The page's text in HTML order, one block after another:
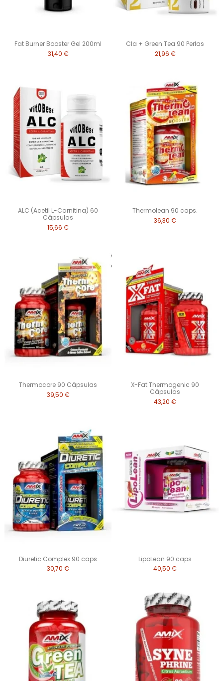
Fat Burner Booster Gel 200ml
31,40 €
Cla + Green Tea 90 Perlas
21,96 €
ALC (Acetil L-Carnitina) 60
Cápsulas
15,66 €
Thermolean 90 caps.
36,30 €
Thermocore 90 Cápsulas
39,50 €
X-Fat Thermogenic 90
Cápsulas
43,20 €
Diuretic Complex 90 caps
30,70 €
LipoLean 90 caps
40,50 €